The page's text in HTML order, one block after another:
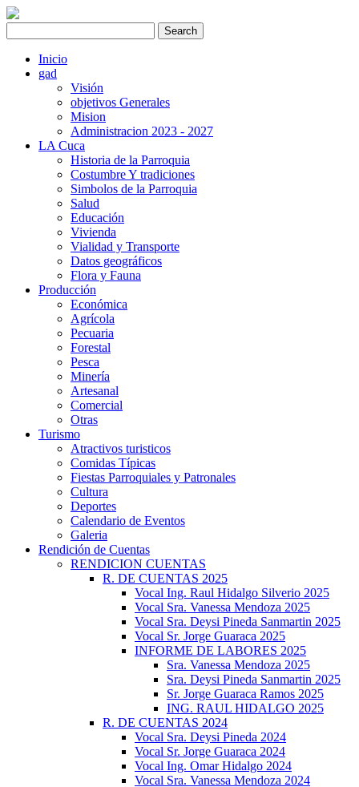
Inicio
gad
Visión
objetivos Generales
Mision
Administracion 2023 - 2027
LA Cuca
Historia de la Parroquia
Costumbre Y tradiciones
Simbolos de la Parroquia
Salud
Educación
Vivienda
Vialidad y Transporte
Datos geográficos
Flora y Fauna
Producción
Económica
Agrícola
Pecuaria
Forestal
Pesca
Minería
Artesanal
Comercial
Otras
Turismo
Atractivos turisticos
Comidas Típicas
Fiestas Parroquiales y Patronales
Cultura
Deportes
Calendario de Eventos
Galeria
Rendición de Cuentas
RENDICION CUENTAS
R. DE CUENTAS 2025
Vocal Ing. Raul Hidalgo Silverio 2025
Vocal Sra. Vanessa Mendoza 2025
Vocal Sra. Deysi Pineda Sanmartin 2025
Vocal Sr. Jorge Guaraca 2025
INFORME DE LABORES 2025
Sra. Vanessa Mendoza 2025
Sra. Deysi Pineda Sanmartin 2025
Sr. Jorge Guaraca Ramos 2025
ING. RAUL HIDALGO 2025
R. DE CUENTAS 2024
Vocal Sra. Deysi Pineda 2024
Vocal Sr. Jorge Guaraca 2024
Vocal Ing. Omar Hidalgo 2024
Vocal Sra. Vanessa Mendoza 2024